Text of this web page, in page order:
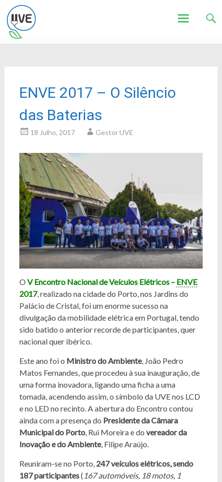
ENVE 2017 – O Silêncio
das Baterias
18 Julho, 2017 Gestor UVE
O V Encontro Nacional de Veículos Elétricos – ENVE
2017, realizado na cidade do Porto, nos Jardins do
Palácio de Cristal, foi um enorme sucesso na
divulgação da mobilidade elétrica em Portugal, tendo
sido batido o anterior recorde de participantes, quer
nacional quer ibérico.
Este ano foi o Ministro do Ambiente, João Pedro
Matos Fernandes, que procedeu à sua inauguração, de
uma forma inovadora, ligando uma ficha a uma
tomada, acendendo assim, o símbolo da UVE nos LCD
e no LED no recinto. A abertura do Encontro contou
ainda com a presença do Presidente da Câmara
Municipal do Porto, Rui Moreira e do vereador da
Inovação e do Ambiente, Filipe Araújo.
Reuniram-se no Porto, 247 veículos elétricos, sendo
187 participantes( 167 automóveis, 18 motos, 1